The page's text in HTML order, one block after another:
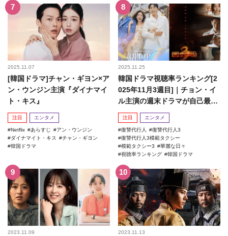
2025.11.07
[韓国ドラマ]チャン・ギヨン×ア
ン・ウンジン主演『ダイナマイ
ト・キス』
注目 エンタメ
Netflix あらすじ
アン・ウンジン
ダイナマイト・キス
チャン・ギヨン
韓国ドラマ
2025.11.25
韓国ドラマ視聴率ランキング[2
025年11月3週目]｜チョン・イ
ル主演の週末ドラマが自己最高
記録を更新！
注目 エンタメ
復讐代行人
復讐代行人3
復讐代行人3模範タクシー
模範タクシー3
華麗な日々
視聴率ランキング
韓国ドラマ
2023.11.09 2023.11.13